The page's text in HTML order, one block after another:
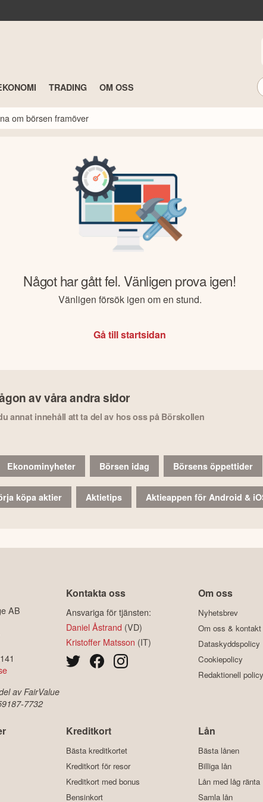
TRADING OM OSS
om börsen framöver
Något har gått fel. Vänligen prova igen!
Vänligen försök igen om en stund.
Gå till startsidan
av våra andra sidor
annat innehåll att ta del av hos oss på Börskollen
Ekonominyheter Börsen idag Börsens öppettider
köpa aktier Aktietips Aktieappen för Android &
AB
av FairValue
7732
Kontakta oss
Ansvariga för tjänsten:
Daniel Åstrand (VD)
Kristoffer Matsson (IT)
Om oss
Nyhetsbrev
Om oss & kontakt
Dataskyddspolicy
Cookiepolicy
Redaktionell policy
Kreditkort
Bästa kreditkortet
Kreditkort för resor
Kreditkort med bonus
Bensinkort
Lån
Bästa lånen
Billiga lån
Lån med låg ränta
Samla lån